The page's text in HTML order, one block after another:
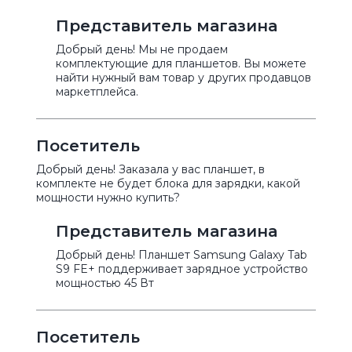
Представитель магазина
Добрый день! Мы не продаем
комплектующие для планшетов. Вы можете
найти нужный вам товар у других продавцов
маркетплейса.
Посетитель
Добрый день! Заказала у вас планшет, в
комплекте не будет блока для зарядки, какой
мощности нужно купить?
Представитель магазина
Добрый день! Планшет Samsung Galaxy Tab
S9 FE+ поддерживает зарядное устройство
мощностью 45 Вт
Посетитель